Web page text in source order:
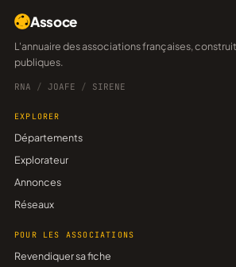
Assoce
L'annuaire des associations françaises, construit sur les données
publiques.
RNA / JOAFE / SIRENE
EXPLORER
Départements
Explorateur
Annonces
Réseaux
POUR LES ASSOCIATIONS
Revendiquer sa fiche